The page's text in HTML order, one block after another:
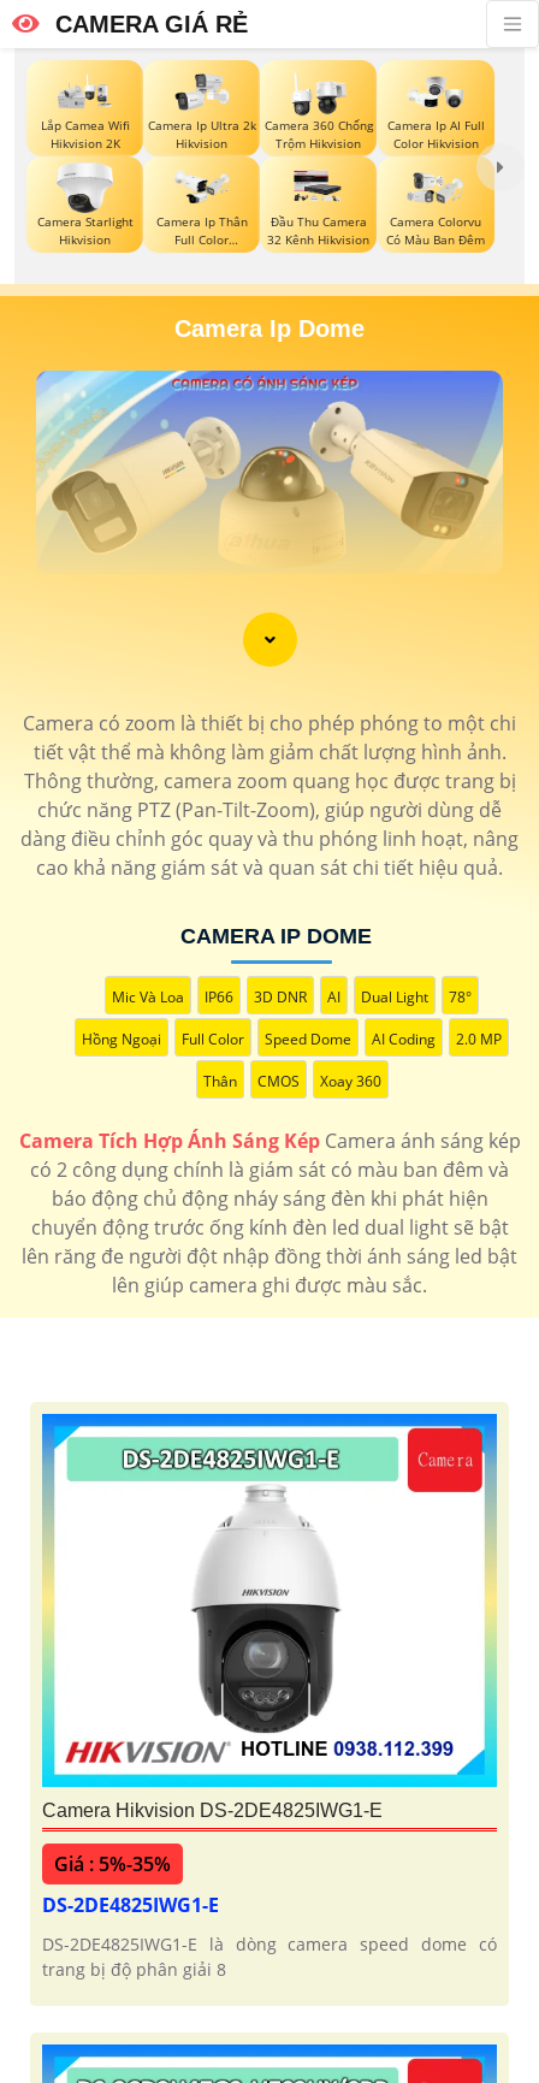
CAMERA GIÁ RẺ
Lắp Camea Wifi
Hikvision 2K
Camera Ip Ultra 2k
Hikvision
Camera 360 Chống
Trộm Hikvision
Camera Ip AI Full
Color Hikvision
Camera Starlight
Hikvision
Camera Ip Thân
Full Color
Hikvision
Đầu Thu Camera
32 Kênh Hikvision
Camera Colorvu
Có Màu Ban Đêm
Camera Ip Dome
'
Camera có zoom là thiết bị cho phép phóng to một chi
tiết vật thể mà không làm giảm chất lượng hình ảnh.
Thông thường, camera zoom quang học được trang bị
chức năng PTZ (Pan-Tilt-Zoom), giúp người dùng dễ
dàng điều chỉnh góc quay và thu phóng linh hoạt, nâng
cao khả năng giám sát và quan sát chi tiết hiệu quả.
CAMERA IP DOME
Mic Và Loa IP66 3D DNR AI Dual Light 78°
Hồng Ngoại Full Color Speed Dome AI Coding 2.0 MP
Thân CMOS Xoay 360
Camera Tích Hợp Ánh Sáng KépCamera ánh sáng kép
có 2 công dụng chính là giám sát có màu ban đêm và
báo động chủ động nháy sáng đèn khi phát hiện
chuyển động trước ống kính đèn led dual light sẽ bật
lên răng đe người đột nhập đồng thời ánh sáng led bật
lên giúp camera ghi được màu sắc.
Camera Hikvision DS-2DE4825IWG1-E
Giá : 5%-35%
DS-2DE4825IWG1-E
DS-2DE4825IWG1-E là dòng camera speed dome có
trang bị độ phân giải 8